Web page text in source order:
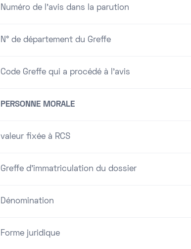
Numéro de l'avis dans la parution
N° de département du Greffe
Code Greffe qui a procédé à l'avis
PERSONNE MORALE
valeur fixée à RCS
Greffe d'immatriculation du dossier
Dénomination
Forme juridique